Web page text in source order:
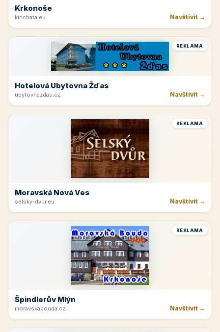
Krkonoše
kinchata.eu Navštívit →
REKLAMA
Hotelová Ubytovna Žďas
ubytovnazdas.cz Navštívit →
REKLAMA
Moravská Nová Ves
selsky-dvur.eu Navštívit →
REKLAMA
Špindlerův Mlýn
moravskabouda.cz Navštívit →